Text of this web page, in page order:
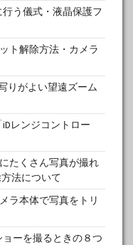
う儀式・液晶保護フ
ト解除方法・カメラ
りがよい望遠ズーム
レンジコントロー
たくさん写真が撮れ
法について
ラ本体で写真をトリ
ーを撮るときの８つ